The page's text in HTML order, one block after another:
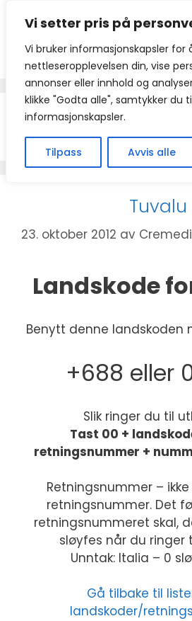
Vi setter pris på
Vi bruker informasjonskapsler for
nettleseropplevelsen din, vise
annonser eller innhold og
klikke "Godta alle", samtykker du
informasjonskapsler.
Tilpass Avvis alle
innhold
+688
Tuvalu
23. oktober 2012 av
Landskode
Benytt denne landskoden
+688 eller
Slik ringer du til
Tast 00 +
retningsnummer +
Retningsnummer –
retningsnummer. Det
retningsnummeret skal,
sløyfes når du ringer
Unntak: Italia – 0
Gå tilbake til
landskoder/